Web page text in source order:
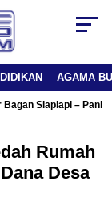
AGAMA
Siapiapi –
Rumah
Desa